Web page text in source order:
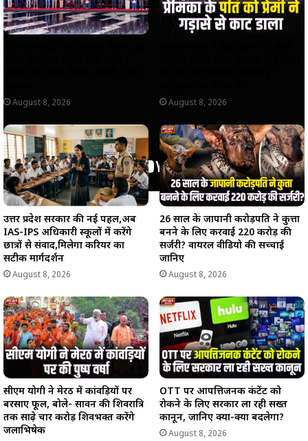
August 8, 2026 August 8, 2026
उत्तर प्रदेश सरकार की नई पहल,अब
IAS-IPS अधिकारी स्कूलों में करेंगे
छात्रों से संवाद,मिलेगा करियर का
सटीक मार्गदर्शन
August 8, 2026
26 साल के जापानी करोड़पति ने कुत्ता
बनने के लिए करवाई 220 करोड़ की
सर्जरी? वायरल वीडियो की सच्चाई
जानिए
August 8, 2026
सीएम योगी ने मेरठ में कांवड़ियों पर
बरसाए फूल, बोले- सावन की शिवरात्रि
तक साढ़े चार करोड़ शिवभक्त करेंगे
जलाभिषेक
OTT पर आपत्तिजनक कंटेंट को
रोकने के लिए सरकार ला रही सख्त
कानून, जानिए क्या-क्या बदलेगा?
August 8, 2026